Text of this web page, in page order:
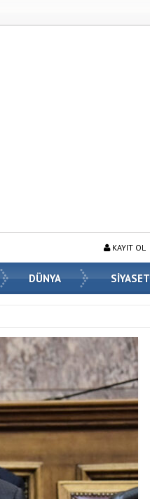
Riskler Fiyatı Nasıl Etkiliyor?
KAYIT OL
DÜNYA SİYASET